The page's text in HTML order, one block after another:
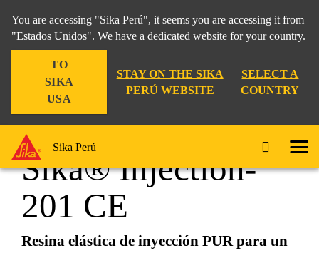
You are accessing "Sika Perú", it seems you are accessing it from
"Estados Unidos". We have a dedicated website for your country.
TO
SIKA
USA
STAY ON THE SIKA
PERÚ WEBSITE
SELECT A
COUNTRY
Sika Perú
Construcción Sika® Injection-201 CE
Sika® Injection-
201 CE
Resina elástica de inyección PUR para un